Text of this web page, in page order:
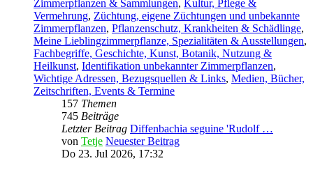
Zimmerpflanzen & Sammlungen, Kultur, Pflege &
Vermehrung, Züchtung, eigene Züchtungen und unbekannte
Zimmerpflanzen, Pflanzenschutz, Krankheiten & Schädlinge,
Meine Lieblingzimmerpflanze, Spezialitäten & Ausstellungen,
Fachbegriffe, Geschichte, Kunst, Botanik, Nutzung &
Heilkunst, Identifikation unbekannter Zimmerpflanzen,
Wichtige Adressen, Bezugsquellen & Links, Medien, Bücher,
Zeitschriften, Events & Termine
157 Themen
745 Beiträge
Letzter Beitrag Diffenbachia seguine 'Rudolf …
von Tetje Neuester Beitrag
Do 23. Jul 2026, 17:32